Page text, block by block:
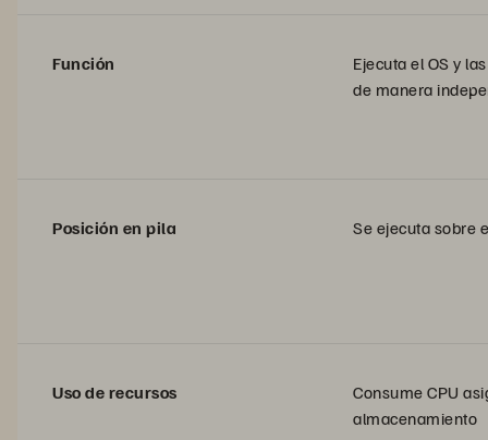
Función
Ejecuta el OS y
de manera
Posición en pila Se ejecuta sobre
Uso de recursos
Consume CPU
almacenamiento